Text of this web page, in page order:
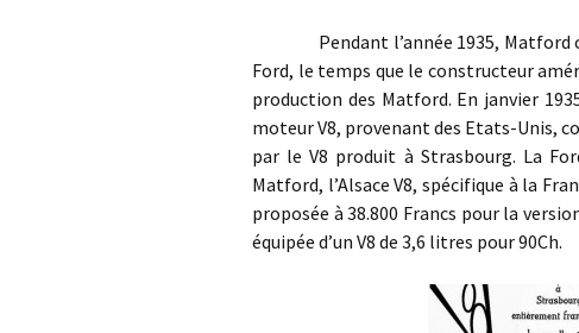
Pendant l’année 1935, Matford
Ford, le temps que le constructeur
production des Matford. En janvier
moteur V8, provenant des Etats-Unis,
par le V8 produit à Strasbourg. La
Matford, l’Alsace V8, spécifique à la
proposée à 38.800 Francs pour la
équipée d’un V8 de 3,6 litres pour 90Ch.